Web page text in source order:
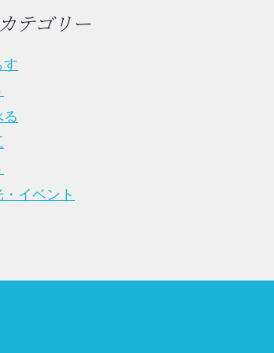
テゴリー
す
る
・イベント